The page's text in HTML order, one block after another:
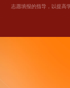
志愿填报的指导，以提高